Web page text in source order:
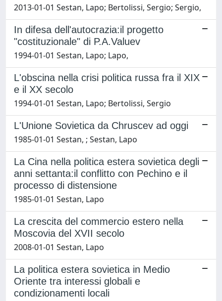
2013-01-01 Sestan, Lapo; Bertolissi, Sergio; Sergio,
In difesa dell'autocrazia:il progetto
"costituzionale" di P.A.Valuev
1994-01-01 Sestan, Lapo; Lapo,
L'obscina nella crisi politica russa fra il XIX
e il XX secolo
1994-01-01 Sestan, Lapo; Bertolissi, Sergio
L'Unione Sovietica da Chruscev ad oggi
1985-01-01 Sestan, ; Sestan, Lapo
La Cina nella politica estera sovietica degli
anni settanta:il conflitto con Pechino e il
processo di distensione
1985-01-01 Sestan, Lapo
La crescita del commercio estero nella
Moscovia del XVII secolo
2008-01-01 Sestan, Lapo
La politica estera sovietica in Medio
Oriente tra interessi globali e
condizionamenti locali